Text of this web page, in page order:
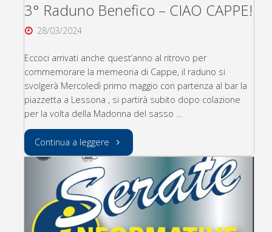
2024"
3° Raduno Benefico – CIAO CAPPE!
28/03/2024
Eccoci arrivati anche quest’anno al ritrovo per
commemorare la memeoria di Cappe, il raduno si
svolgerà Mercoledì primo maggio con partenza al bar la
piazzetta a Lessona , si partirà subito dopo colazione
per la volta della Madonna del sasso …
Continua a leggere "3°
Benefico
–